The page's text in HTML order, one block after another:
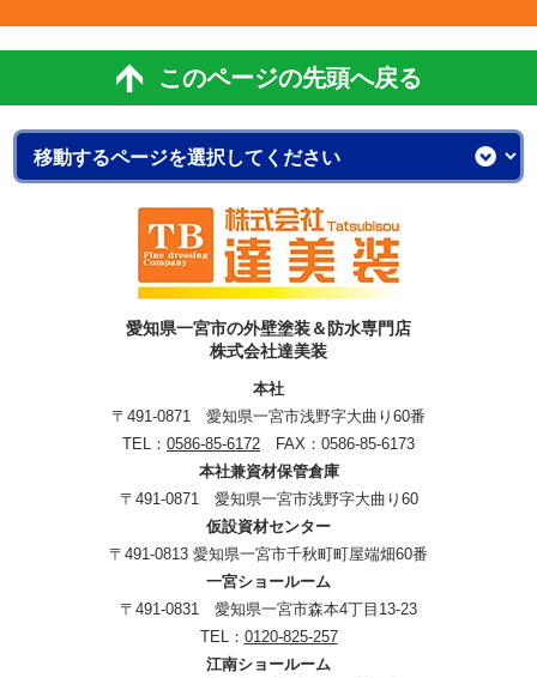
このページの先頭へ戻る
愛知県一宮市の外壁塗装＆防水専門店
株式会社達美装
本社
〒491-0871 愛知県一宮市浅野字大曲り60番
TEL： 0586-85-6172 FAX：0586-85-6173
本社兼資材保管倉庫
〒491-0871 愛知県一宮市浅野字大曲り60
仮設資材センター
〒491-0813 愛知県一宮市千秋町町屋端畑60番
一宮ショールーム
〒491-0831 愛知県一宮市森本4丁目13-23
TEL： 0120-825-257
江南ショールーム